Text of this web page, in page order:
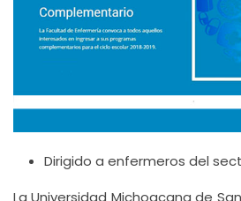
Dirigido a enfermeros del
La Universidad Michoacana de